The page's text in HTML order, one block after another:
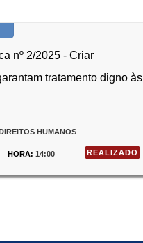
nº 2/2025 - Criar
tratamento digno às
HUMANOS
HORA:14:00 REALIZADO